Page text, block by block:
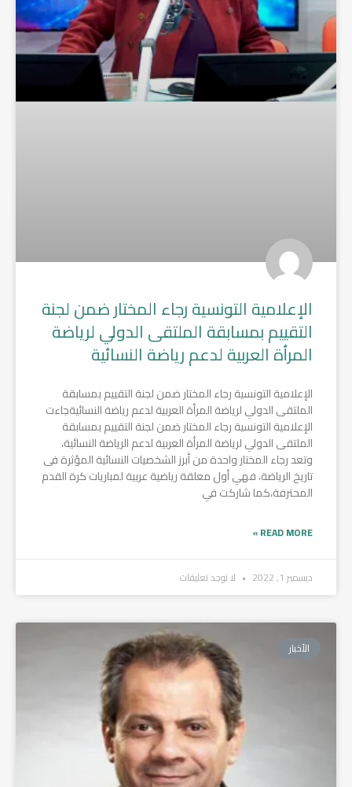
الإعلامية التونسية رجاء المختار ضمن لجنة
التقييم بمسابقة الملتقى الدولي لرياضة
المرأة العربية لدعم رياضة النسائية
الإعلامية التونسية رجاء المختار ضمن لجنة التقييم بمسابقة
الملتقى الدولي لرياضة المرأة العربية لدعم رياضة النسائيةجاءت
الإعلامية التونسية رجاء المختار ضمن لجنة التقييم بمسابقة
الملتقى الدولي لرياضة المرأة العربية لدعم الرياضة النسائية،
وتعد رجاء المختار واحدة من أبرز الشخصيات النسائية المؤثرة فى
تاريخ الرياضة، فهي أول معلقة رياضية عربية لمباريات كرة القدم
المحترفة،كما شاركت في
READ MORE »
ديسمبر 1, 2022 لا توجد تعليقات
الأخبار